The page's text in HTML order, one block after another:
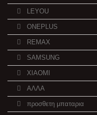
LEYOU
ONEPLUS
REMAX
SAMSUNG
XIAOMI
ΑΛΛΑ
προσθετη μπαταρια